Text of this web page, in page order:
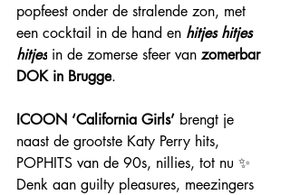
popfeest onder de stralende zon, met
een cocktail in de hand en hitjes hitjes
hitjes in de zomerse sfeer van zomerbar
DOK in Brugge.
ICOON ‘California Girls’ brengt je
naast de grootste Katy Perry hits,
POPHITS van de 90s, nillies, tot nu ✨
Denk aan guilty pleasures, meezingers